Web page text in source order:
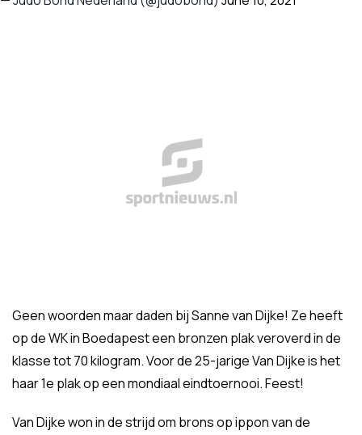
Geen woorden maar daden bij Sanne van Dijke! Ze heeft
op de WK in Boedapest een bronzen plak veroverd in de
klasse tot 70 kilogram. Voor de 25-jarige Van Dijke is het
haar 1e plak op een mondiaal eindtoernooi. Feest!
Van Dijke won in de strijd om brons op ippon van de